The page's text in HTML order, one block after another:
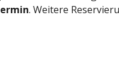
. Weitere